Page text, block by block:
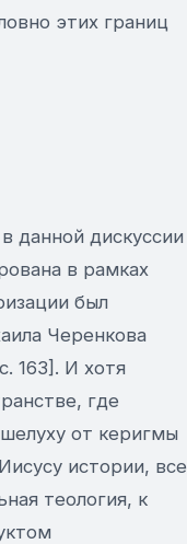
этих границ
данной дискуссии
в рамках
был
Черенкова
163]. И хотя
где
от керигмы
истории, все
теология, к